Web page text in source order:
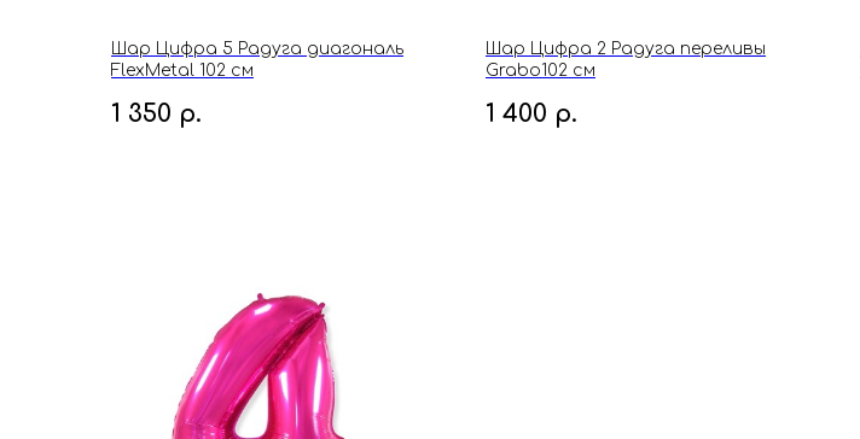
Шар Цифра 5 Радуга диагональ
FlexMetal 102 см
1 350 р.
Шар Цифра 2 Радуга переливы
Grabo102 см
1 400 р.